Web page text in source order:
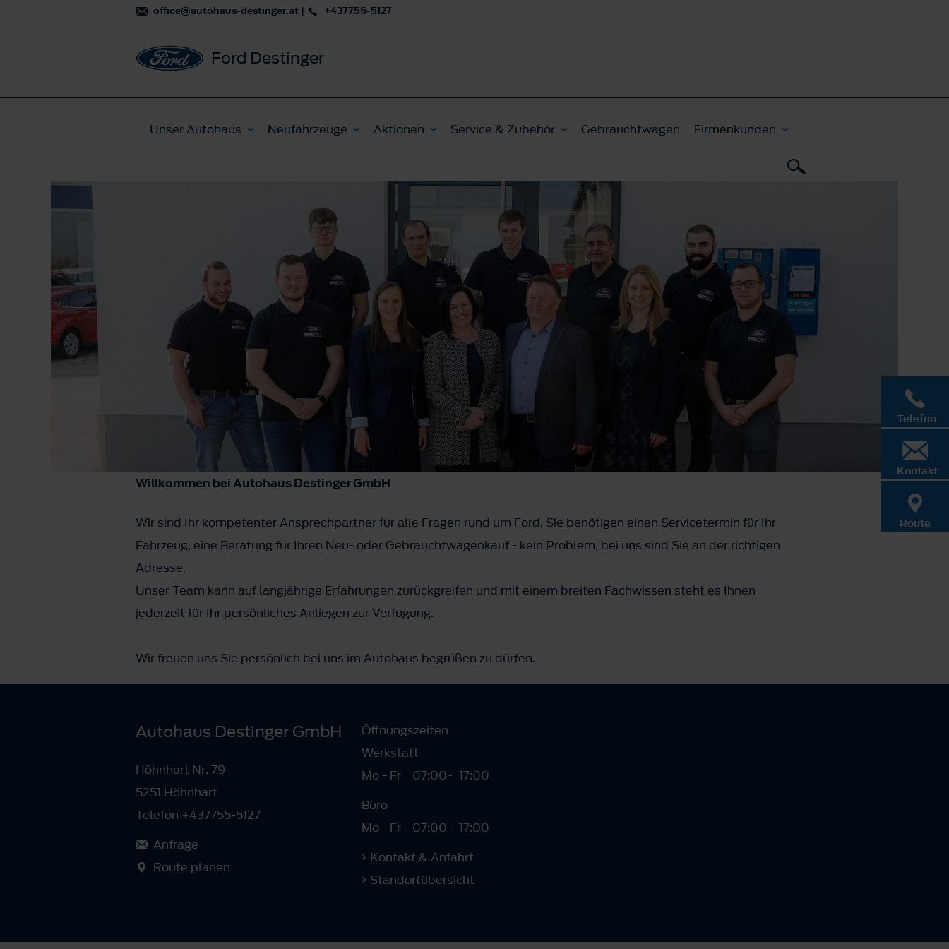
office@autohaus-destinger.at | +437755-5127
Ford Destinger
Unser Autohaus Neufahrzeuge Aktionen Service & Zubehör Gebrauchtwagen Firmenkunden
Willkommen bei Autohaus Destinger GmbH
Wir sind Ihr kompetenter Ansprechpartner für alle Fragen rund um Ford. Sie benötigen einen Servicetermin für Ihr
Fahrzeug, eine Beratung für Ihren Neu- oder Gebrauchtwagenkauf - kein Problem, bei uns sind Sie an der richtigen
Adresse.
Unser Team kann auf langjährige Erfahrungen zurückgreifen und mit einem breiten Fachwissen steht es Ihnen
jederzeit für Ihr persönliches Anliegen zur Verfügung.
Wir freuen uns Sie persönlich bei uns im Autohaus begrüßen zu dürfen.
Telefon
Kontakt
Route
Autohaus Destinger GmbH
Höhnhart Nr. 79
5251 Höhnhart
Telefon +437755-5127
Anfrage
Route planen
Öffnungszeiten
Werkstatt
Mo - Fr
07:00- 17:00
Büro
Mo - Fr
07:00- 17:00
Kontakt & Anfahrt
Standortübersicht